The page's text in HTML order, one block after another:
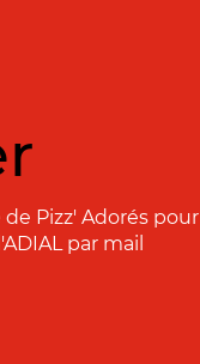
Pizz' Adorés pour
par mail